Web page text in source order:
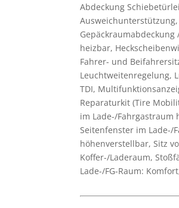
Abdeckung
heizbar,
Fahrer- und
Leuchtweitenregelung,
TDI,
Reparaturkit (Tire
im Lade-/Fahrgastraum
Seitenfenster im
höhenverstellbar, Sitz
Koffer-/Laderaum,
Lade-/FG-Raum: